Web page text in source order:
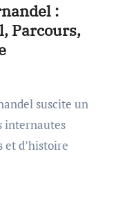
:
Parcours,
internautes
et d’histoire